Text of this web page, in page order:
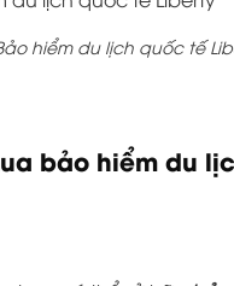
hiểm du lịch quốc tế
bảo hiểm du